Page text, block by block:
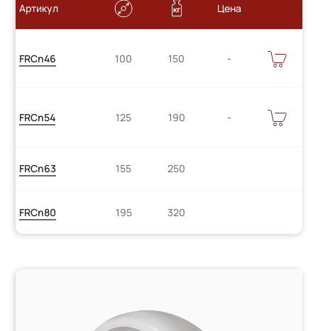
Артикул Цена
FRCn46 100 150
В
КОРЗИНУ
FRCn54 125 190
В
КОРЗИНУ
FRCn63 155 250
FRCn80 195 320